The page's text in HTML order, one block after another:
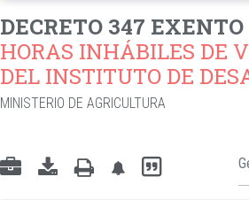
DECRETO 347 EXENTO
HORAS INHÁBILES DE
DEL INSTITUTO DE
MINISTERIO DE AGRICULTURA